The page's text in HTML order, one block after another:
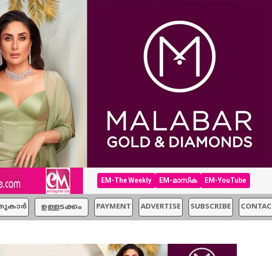
EM-The Weekly EM-മാസിക EM-YouTube
ഉള്ളടക്കം PAYMENT ADVERTISE SUBSCRIBE